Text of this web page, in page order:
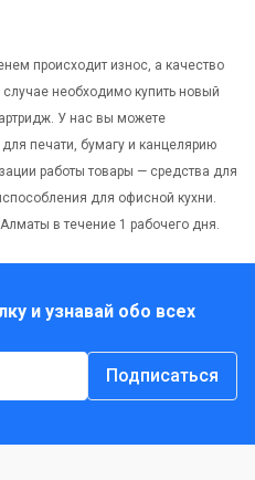
происходит износ, а качество
необходимо купить новый
У нас вы можете
печати, бумагу и канцелярию
работы товары — средства для
для офисной кухни.
в течение 1 рабочего дня.
и узнавай обо всех
Подписаться